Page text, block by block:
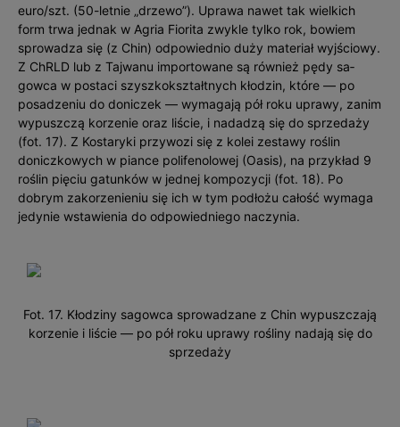
euro/szt. (50-letnie „drzewo”). Uprawa nawet tak wielkich
form trwa jednak w Agria Fiorita zwykle tylko rok, bowiem
sprowadza się (z Chin) odpowiednio duży ma­teriał wyjściowy.
Z ChRLD lub z Tajwanu importowane są również pędy sa­
gowca w postaci szyszkokształtnych kłodzin, które — po
posadzeniu do doniczek — wyma­gają pół roku uprawy, zanim
wypuszczą korzenie oraz liście, i nadadzą się do sprzedaży
(fot. 17). Z Kostaryki przywozi się z kolei zestawy roślin
doniczkowych w piance polifenolowej (Oasis), na przykład 9
roślin pięciu gatunków w jednej kompozycji (fot. 18). Po
dobrym zakorzenieniu się ich w tym podłożu całość wymaga
jedynie wstawienia do odpowiedniego naczynia.
Fot. 17. Kłodziny sagowca sprowadzane z Chin wypuszczają
korzenie i liście — po pół roku uprawy rośliny nadają się do
sprzedaży